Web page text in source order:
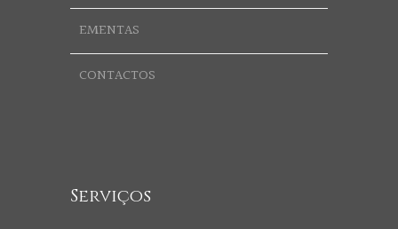
EMENTAS
CONTACTOS
Serviços